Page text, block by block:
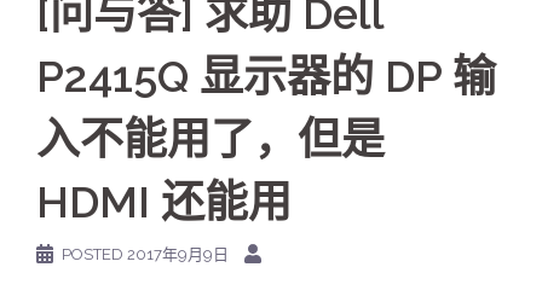
[问与答] 求助 Dell
P2415Q 显示器的 DP 输
入不能用了，但是
HDMI 还能用
POSTED 2017年9月9日